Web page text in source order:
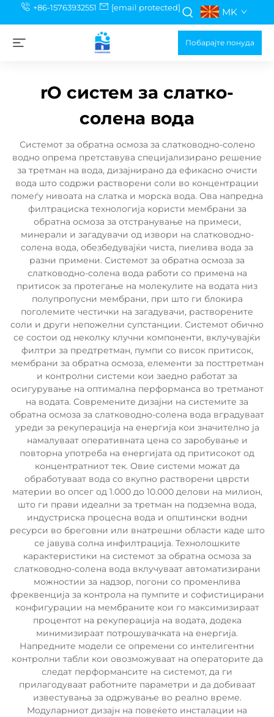
+86-15763932551 [email protected] MK
Побарајте понуда
rO систем за слатко-
солена вода
Системот за обратна осмоза за слатководно-солено
водно опрема претставува специјализирано решение
за третман на вода, дизајнирано да ефикасно очисти
вода што содржи растворени соли во концентрации
помеѓу нивоата на слатка и морска вода. Ова напредна
филтрациска технологија користи мембрани за
обратна осмоза за отстранување на примеси,
минерали и загадувачи од извори на слатководно-
солена вода, обезбедувајќи чиста, пиелива вода за
разни примени. Системот за обратна осмоза за
слатководно-солена вода работи со примена на
притисок за протегање на молекулите на водата низ
полупропусни мембрани, при што ги блокира
поголемите честички на загадувачи, растворените
соли и други непожелни супстанции. Системот обично
се состои од неколку клучни компоненти, вклучувајќи
филтри за предтретман, пумпи со висок притисок,
мембрани за обратна осмоза, елементи за посттретман
и контролни системи кои заедно работат за
осигурување на оптимална перформанса во третманот
на водата. Современите дизајни на системите за
обратна осмоза за слатководно-солена вода вградуваат
уреди за рекуперација на енергија кои значително ја
намалуваат оперативната цена со заробување и
повторна употреба на енергијата од притисокот од
концентратниот тек. Овие системи можат да
обработуваат вода со вкупно растворени цврсти
материи во опсег од 1.000 до 10.000 делови на милион,
што ги прави идеални за третман на подземна вода,
индустриска процесна вода и општински водни
ресурси во бреговни или внатрешни области каде што
се јавува солна инфилтрација. Технолошките
карактеристики на системот за обратна осмоза за
слатководно-солена вода вклучуваат автоматизирани
можностии за надзор, погони со променлива
фреквенција за контрола на пумпите и софистицирани
конфигурации на мембраните кои го максимизираат
процентот на рекуперација на водата, додека
минимизираат потрошувачката на енергија.
Напредните модели се опремени со интелигентни
контролни табли кои овозможуваат на операторите да
следат перформансите на системот, да ги
прилагодуваат работните параметри и да добиваат
известувања за одржување во реално време.
Модуларниот дизајн на повеќето инсталации на